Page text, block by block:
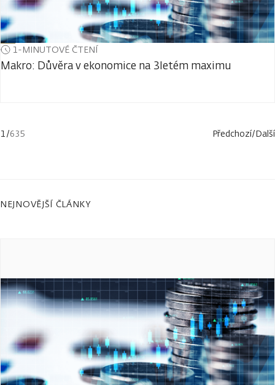
1-MINUTOVÉ ČTENÍ
Makro: Důvěra v ekonomice na 3letém maximu
1/635 Předchozí/Další
NEJNOVĚJŠÍ ČLÁNKY